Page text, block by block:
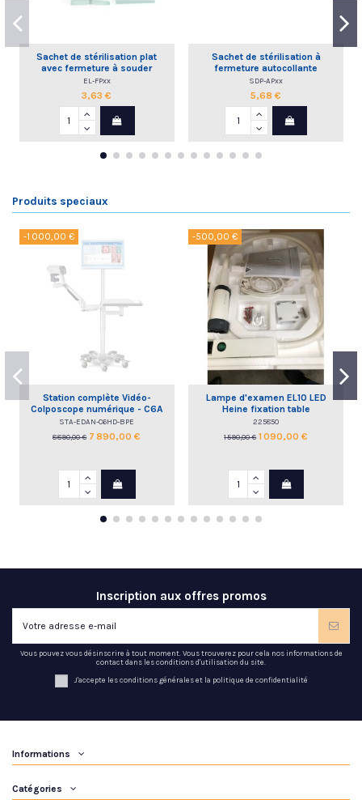
Sachet de stérilisation plat
avec fermeture à souder
EL-FPxx
3,63 €
Sachet de stérilisation à
fermeture autocollante
SDP-APxx
5,68 €
Produits speciaux
-1 000,00 €
Station complète Vidéo-
Colposcope numérique - C6A
HD EDAN
STA-EDAN-C6HD-BPE
8 890,00 € 7 890,00 €
-500,00 €
Lampe d'examen EL10 LED
Heine fixation table
225850
1 590,00 € 1 090,00 €
Inscription aux offres promos
Vous pouvez vous désinscrire à tout moment. Vous trouverez pour cela nos informations de
contact dans les conditions d'utilisation du site.
J'accepte les conditions générales et la politique de confidentialité
Informations
Catégories